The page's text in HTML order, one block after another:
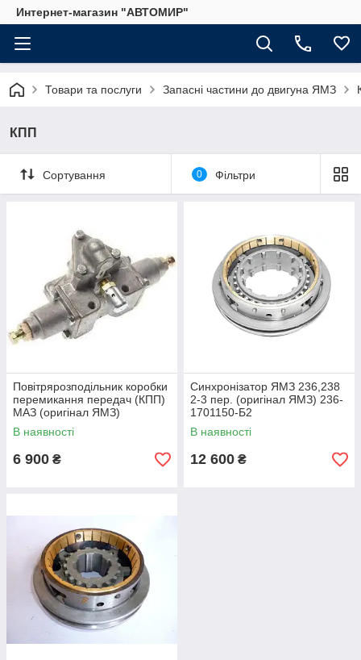
Интернет-магазин "АВТОМИР"
Товари та послуги Запасні частини до двигуна ЯМЗ
КПП
Сортування 0 Фільтри
Повітрярозподільник коробки
перемикання передач (КПП)
МАЗ (оригінал ЯМЗ)
238Н-1723009-01
В наявності
6 900 ₴
Синхронізатор ЯМЗ 236,238
2-3 пер. (оригінал ЯМЗ) 236-
1701150-Б2
В наявності
12 600 ₴